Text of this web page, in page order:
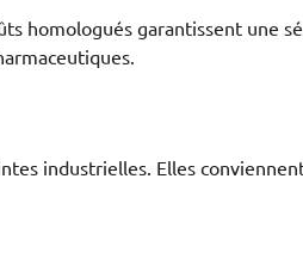
homologués garantissent une
industrielles. Elles